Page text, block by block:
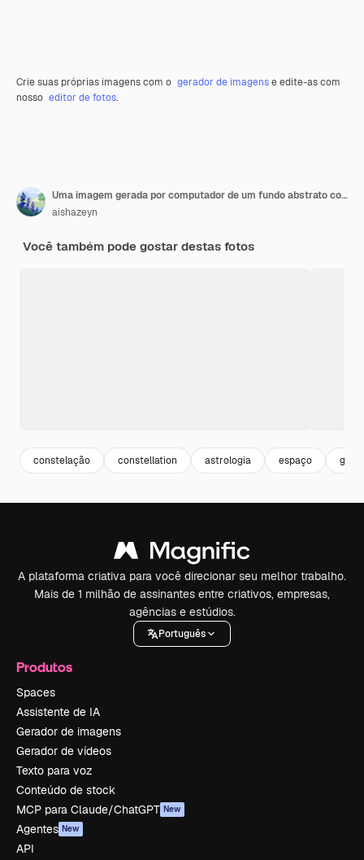
Crie suas próprias imagens com o gerador de imagense edite-as com
nosso editor de fotos.
Uma imagem gerada por computador de um fundo abstrato colorido com as palavras quot estrelas quot
aishazeyn
Você também pode gostar destas fotos
constelação constellation astrologia espaço
A plataforma criativa para você direcionar seu melhor trabalho.
Mais de 1 milhão de assinantes entre criativos, empresas,
agências e estúdios.
Português
Produtos
Spaces
Assistente de IA
Gerador de imagens
Gerador de vídeos
Texto para voz
Conteúdo de stock
MCP para Claude/ChatGPT New
Agentes New
API